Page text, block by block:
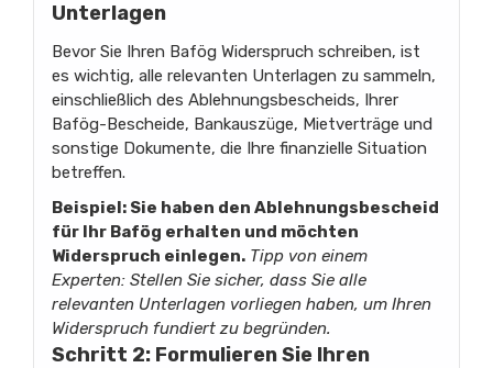
Unterlagen
Bevor Sie Ihren Bafög Widerspruch schreiben, ist
es wichtig, alle relevanten Unterlagen zu sammeln,
einschließlich des Ablehnungsbescheids, Ihrer
Bafög-Bescheide, Bankauszüge, Mietverträge und
sonstige Dokumente, die Ihre finanzielle Situation
betreffen.
Beispiel: Sie haben den Ablehnungsbescheid
für Ihr Bafög erhalten und möchten
Widerspruch einlegen. Tipp von einem
Experten: Stellen Sie sicher, dass Sie alle
relevanten Unterlagen vorliegen haben, um Ihren
Widerspruch fundiert zu begründen.
Schritt 2: Formulieren Sie Ihren